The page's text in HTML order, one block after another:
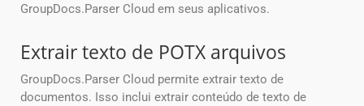
GroupDocs.Parser Cloud em seus aplicativos.
Extrair texto de POTX arquivos
GroupDocs.Parser Cloud permite extrair texto de
documentos. Isso inclui extrair conteúdo de texto de